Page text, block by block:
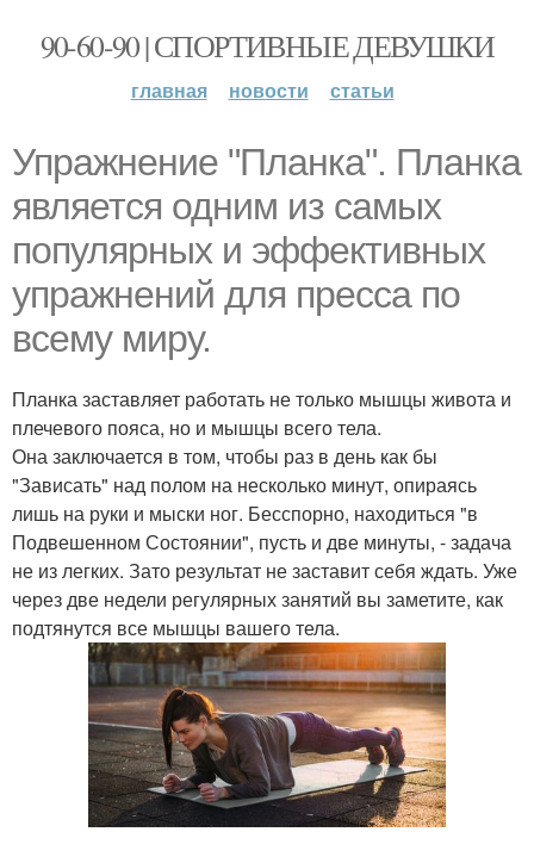
90-60-90 | СПОРТИВНЫЕ ДЕВУШКИ
главная новости статьи
Упражнение "Планка". Планка
является одним из самых
популярных и эффективных
упражнений для пресса по
всему миру.
Планка заставляет работать не только мышцы живота и
плечевого пояса, но и мышцы всего тела.
Она заключается в том, чтобы раз в день как бы
"Зависать" над полом на несколько минут, опираясь
лишь на руки и мыски ног. Бесспорно, находиться "в
Подвешенном Состоянии", пусть и две минуты, - задача
не из легких. Зато результат не заставит себя ждать. Уже
через две недели регулярных занятий вы заметите, как
подтянутся все мышцы вашего тела.